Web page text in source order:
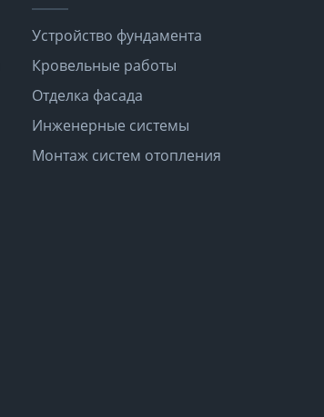
Устройство фундамента
Кровельные работы
Отделка фасада
Инженерные системы
Монтаж систем отопления